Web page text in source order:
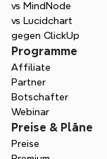
vs MindNode
vs Lucidchart
gegen ClickUp
Programme
Affiliate
Partner
Botschafter
Webinar
Preise & Pläne
Preise